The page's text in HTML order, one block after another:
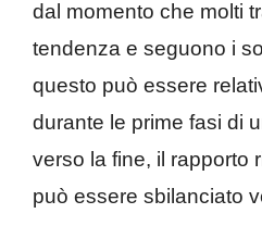
dal momento che molti
tendenza e seguono i
questo può essere
durante le prime fasi di
verso la fine, il rapporto
può essere sbilanciato